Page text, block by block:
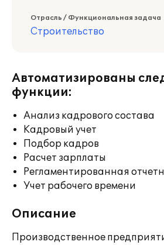
Отрасль / Функциональная задача
Строительство
Автоматизированы
функции:
Анализ кадрового состава
Кадровый учет
Подбор кадров
Расчет зарплаты
Регламентированная
Учет рабочего времени
Описание
Производственное